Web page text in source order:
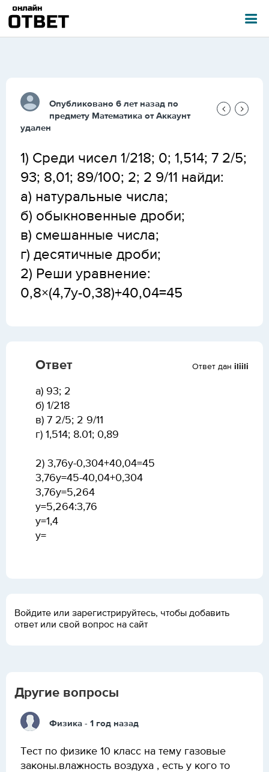
Опубликовано 6 лет назад по
предмету Математика от Аккаунт
удален
1) Среди чисел 1/218; 0; 1,514; 7 2/5;
93; 8,01; 89/100; 2; 2 9/11 найди:
а) натуральные числа;
б) обыкновенные дроби;
в) смешанные числа;
г) десятичные дроби;
2) Реши уравнение:
0,8×(4,7у-0,38)+40,04=45
Ответ Ответ дан iliili
а) 93; 2
б) 1/218
в) 7 2/5; 2 9/11
г) 1,514; 8.01; 0,89
2) 3,76y-0,304+40,04=45
3,76y=45-40,04+0,304
3,76y=5,264
y=5,264:3,76
y=1,4
y=
Войдите или зарегистрируйтесь, чтобы добавить
ответ или свой вопрос на сайт
Другие вопросы
Физика - 1 год назад
Тест по физике 10 класс на тему газовые
законы.влажность воздуха , есть у кого то